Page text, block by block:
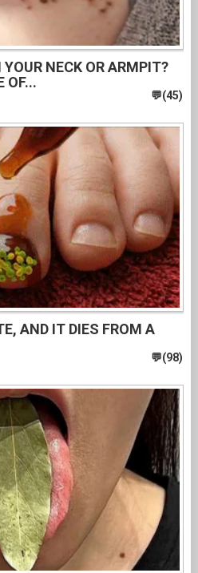
NECK OR ARMPIT?
OF...
AND IT DIES FROM A